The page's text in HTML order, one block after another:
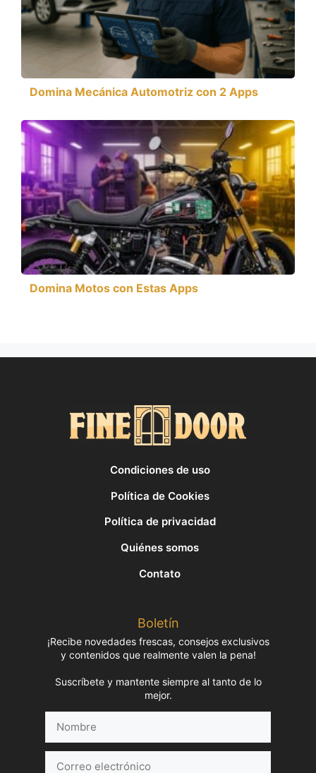
Domina Mecánica Automotriz con 2 Apps
Domina Motos con Estas Apps
Condiciones de uso
Política de Cookies
Política de privacidad
Quiénes somos
Contato
Boletín
¡Recibe novedades frescas, consejos exclusivos
y contenidos que realmente valen la pena!
Suscríbete y mantente siempre al tanto de lo
mejor.